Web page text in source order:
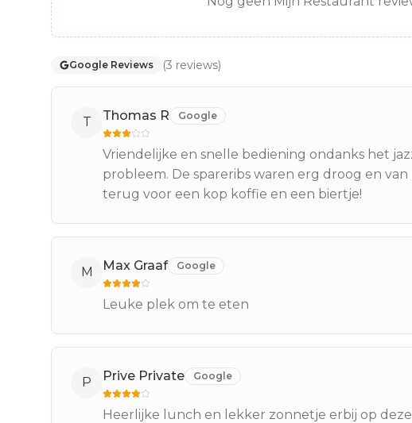
Google Reviews (3 reviews)
T Thomas R Google
Vriendelijke en snelle bediening ondanks het
probleem. De spareribs waren erg droog en
terug voor een kop koffie en een biertje!
M Max Graaf Google
Leuke plek om te eten
P Prive Private Google
Heerlijke lunch en lekker zonnetje erbij op